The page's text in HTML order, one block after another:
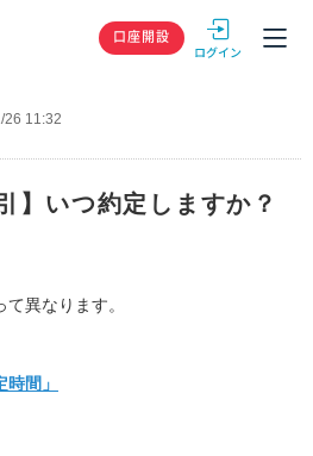
GMOクリック
口座開設
26 11:32
】いつ約定しますか？
異なります。
間」